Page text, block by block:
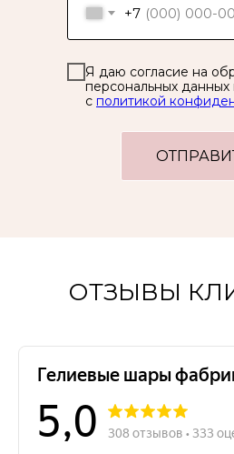
+7
Я даю согласие на
персональных данных
с политикой
ОТЗЫВЫ